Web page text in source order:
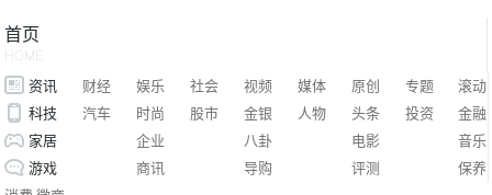
首页
HOME
资讯 财经 娱乐 社会 视频 媒体 原创 专题
滚动
科技
汽车 时尚 股市 金银 人物 头条 投资
金融
家居
企业 八卦 电影
音乐
游戏
商讯 导购 评测
保养